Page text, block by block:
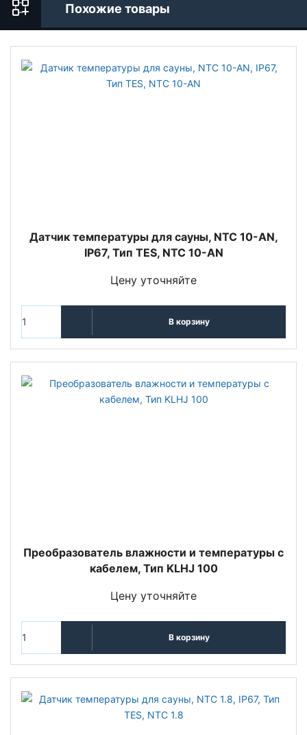
Похожие товары
Датчик температуры для сауны, NTC 10-AN,
IP67, Тип TES, NTC 10-AN
Цену уточняйте
В корзину
Преобразователь влажности и температуры с
кабелем, Тип KLHJ 100
Цену уточняйте
В корзину